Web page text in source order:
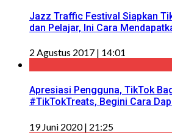
Jazz Traffic Festival Siapkan
dan Pelajar, Ini Cara
2 Agustus 2017 | 14:01
Apresiasi Pengguna, TikTok
#TikTokTreats, Begini Cara
19 Juni 2020 | 21:25